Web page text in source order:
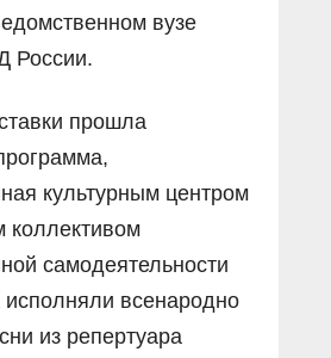
вузе
России.
прошла
культурным центром
коллективом
самодеятельности
исполняли всенародно
из репертуара